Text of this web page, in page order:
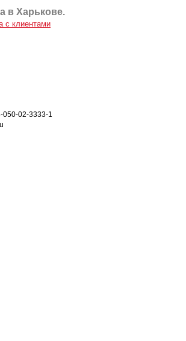
в Харькове.
с клиентами
02-3333-1